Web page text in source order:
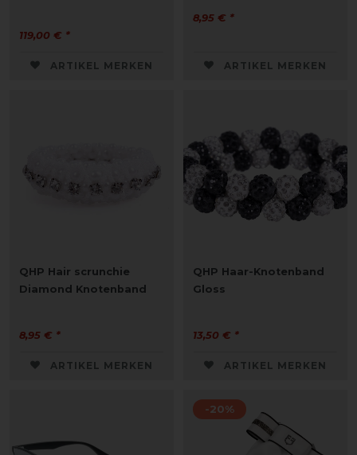
119,00 € *
ARTIKEL MERKEN
8,95 € *
ARTIKEL MERKEN
QHP Hair scrunchie
Diamond Knotenband
8,95 € *
ARTIKEL MERKEN
QHP Haar-Knotenband
Gloss
13,50 € *
ARTIKEL MERKEN
-20%